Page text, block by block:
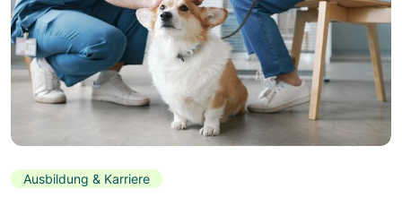
Ausbildung & Karriere